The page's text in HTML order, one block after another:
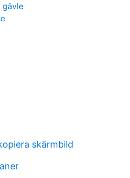
gävle
skärmbild